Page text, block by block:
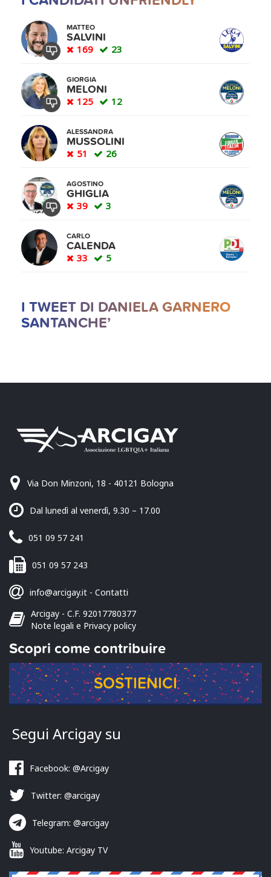
MATTEO
SALVINI
169 23
GIORGIA
MELONI
125 12
ALESSANDRA
MUSSOLINI
51 26
AGOSTINO
GHIGLIA
39 3
CARLO
CALENDA
33 5
I TWEET DI DANIELA GARNERO
SANTANCHE’
Via Don Minzoni, 18 - 40121 Bologna
Dal lunedì al venerdì, 9.30 – 17.00
051 09 57 241
051 09 57 243
info@arcigay.it - Contatti
Arcigay - C.F. 92017780377
Note legali e Privacy policy
Scopri come contribuire
SOSTIENICI
Segui Arcigay su
Facebook: @Arcigay
Twitter: @arcigay
Telegram: @arcigay
Youtube: Arcigay TV